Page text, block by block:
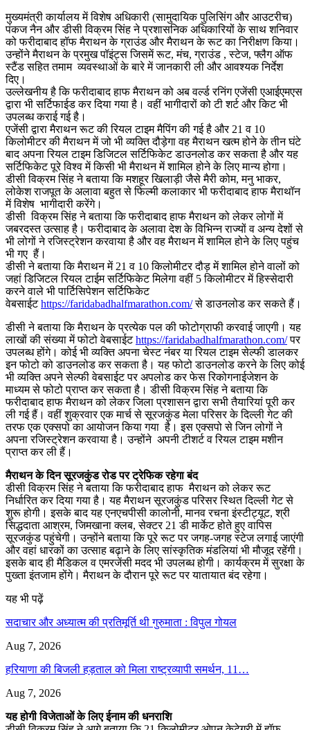
मुख्यमंत्री कार्यालय में विशेष अधिकारी (सामुदायिक पुलिसिंग और आउटरीच)
पंकज नैन और डीसी विक्रम सिंह ने प्रशासनिक अधिकारियों के साथ शनिवार
को फरीदाबाद हॉफ मैराथन के ग्राउंड और मैराथन के रूट का निरीक्षण किया।
उन्होंने मैराथन के प्रमुख पॉइंट्स जिसमें रूट, मंच, ग्राउंड , स्टेज, फ्लैग ऑफ
स्टैंड सहित तमाम व्यवस्थाओं के बारे में जानकारी ली और आवश्यक निर्देश
दिए।
उल्लेखनीय है कि फरीदाबाद हाफ मैराथन को अब वर्ल्ड रनिंग एजेंसी एआईएमएस
द्वारा भी सर्टिफाईड कर दिया गया है। वहीं भागीदारों को टी शर्ट और किट भी
उपलब्ध कराई गई है।
एजेंसी द्वारा मैराथन रूट की रियल टाइम मैपिंग की गई है और 21 व 10
किलोमीटर की मैराथन में जो भी व्यक्ति दौड़ेगा वह मैराथन खत्म होने के तीन घंटे
बाद अपना रियल टाइम डिजिटल सर्टिफिकेट डाउनलोड कर सकता है और यह
सर्टिफिकेट पूरे विश्व में किसी भी मैराथन में शामिल होने के लिए मान्य होगा।
डीसी विक्रम सिंह ने बताया कि मशहूर खिलाड़ी जैसे मैरी कोम, मनु भाकर,
लोकेश राजपूत के अलावा बहुत से फिल्मी कलाकार भी फरीदाबाद हाफ मैराथॉन
में विशेष भागीदारी करेंगे।
डीसी विक्रम सिंह ने बताया कि फरीदाबाद हाफ मैराथन को लेकर लोगों में
जबरदस्त उत्साह है। फरीदाबाद के अलावा देश के विभिन्न राज्यों व अन्य देशों से
भी लोगों ने रजिस्ट्रेशन करवाया है और वह मैराथन में शामिल होने के लिए पहुंच
भी गए हैं।
डीसी ने बताया कि मैराथन में 21 व 10 किलोमीटर दौड़ में शामिल होने वालों को
जहां डिजिटल रियल टाईम सर्टिफिकेट मिलेगा वहीं 5 किलोमीटर में हिस्सेदारी
करने वाले भी पार्टिसिपेशन सर्टिफिकेट
वेबसाईटhttps://faridabadhalfmarathon.com/से डाउनलोड कर सकते हैं।
डीसी ने बताया कि मैराथन के प्रत्येक पल की फोटोग्राफी करवाई जाएगी। यह
लाखों की संख्या में फोटो वेबसाईटhttps://faridabadhalfmarathon.com/पर
उपलब्ध होंगे। कोई भी व्यक्ति अपना चेस्ट नंबर या रियल टाइम सेल्फी डालकर
इन फोटो को डाउनलोड कर सकता है। यह फोटो डाउनलोड करने के लिए कोई
भी व्यक्ति अपने सेल्फी वेबसाईट पर अपलोड कर फेस रिकोगनाईजेशन के
माध्यम से फोटो प्राप्त कर सकता है। डीसी विक्रम सिंह ने बताया कि
फरीदाबाद हाफ मैराथन को लेकर जिला प्रशासन द्वारा सभी तैयारियां पूरी कर
ली गई हैं। वहीं शुक्रवार एक मार्च से सूरजकुंड मेला परिसर के दिल्ली गेट की
तरफ एक एक्सपो का आयोजन किया गया है। इस एक्सपो से जिन लोगों ने
अपना रजिस्ट्रेशन करवाया है। उन्होंने अपनी टीशर्ट व रियल टाइम मशीन
प्राप्त कर ली हैं।
मैराथन के दिन सूरजकुंड रोड पर ट्रेफिक रहेगा बंद
डीसी विक्रम सिंह ने बताया कि फरीदाबाद हाफ मैराथन को लेकर रूट
निर्धारित कर दिया गया है। यह मैराथन सूरजकुंड परिसर स्थित दिल्ली गेट से
शुरू होगी। इसके बाद यह एनएचपीसी कालोनी, मानव रचना इंस्टीट्यूट, श्री
सिद्धदाता आश्रम, जिमखाना क्लब, सेक्टर 21 डी मार्केट होते हुए वापिस
सूरजकुंड पहुंचेगी। उन्होंने बताया कि पूरे रूट पर जगह-जगह स्टेज लगाई जाएंगी
और वहां धारकों का उत्साह बढ़ाने के लिए सांस्कृतिक मंडलियां भी मौजूद रहेंगी।
इसके बाद ही मैडिकल व एमरजेंसी मदद भी उपलब्ध होगी। कार्यक्रम में सुरक्षा के
पुख्ता इंतजाम होंगे। मैराथन के दौरान पूरे रूट पर यातायात बंद रहेगा।
यह भी पढ़ें
सदाचार और अध्यात्म की प्रतिमूर्ति थी गुरुमाता : विपुल गोयल
Aug 7, 2026
हरियाणा की बिजली हड़ताल को मिला राष्ट्रव्यापी समर्थन, 11…
Aug 7, 2026
यह होगी विजेताओं के लिए ईनाम की धनराशि